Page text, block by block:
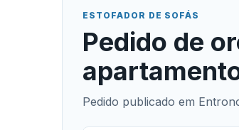
ESTOFADOR DE SOFÁS
Pedido de
Pedido publicado em